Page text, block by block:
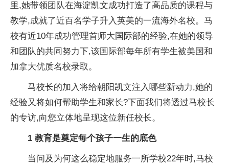
里,她带领团队在海淀凯文成功打造了高品质的课程与
教学,成就了近百名学子升入英美的一流海外名校。马
校有近10年成功管理首师大国际部的经验,在她的领导
和团队的共同努力下,该国际部每年所有学生被美国和
加拿大优质名校录取。
马校长的加入将给朝阳凯文注入哪些新动力,她的
经验又将如何帮助学生和家长?下面我们将透过马校长
的专访,向您立体地呈现这位新任校长。
1 教育是奠定每个孩子一生的底色
当问及为何这么稳定地服务一所学校22年时,马校